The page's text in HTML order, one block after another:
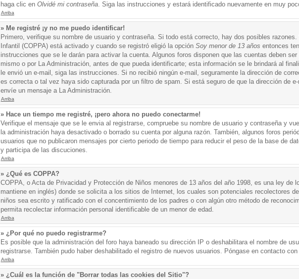
haga clic en Olvidé mi contraseña. Siga las instrucciones y estará identificado nuevamente en muy
Arriba
» Me registré ¡y no me puedo identificar!
Primero, verifique su nombre de usuario y contraseña. Si todo está correcto, hay dos posibles
Infantil (COPPA) está activado y cuando se registró eligió la opción Soy menor de 13 años entonces
instrucciones que se le darán para activar la cuenta. Algunos foros disponen que las cuentas deben
mismo o por La Administración, antes de que pueda identificarte; esta información se le brindará al
le envió un e-mail, siga las instrucciones. Si no recibió ningún e-mail, seguramente la dirección de
es correcta o tal vez haya sido capturada por un filtro de spam. Si está seguro de que la dirección de
envíe un mensaje a La Administración.
Arriba
» Hace un tiempo me registré, ¡pero ahora no puedo conectarme!
Verifique el mensaje que se le envia al registrarse, compruebe su nombre de usuario y contraseña y
la administración haya desactivado o borrado su cuenta por alguna razón. También, algunos foros
usuarios que no publicaron mensajes por cierto periodo de tiempo para reducir el peso de la base de
y participa de las discuciones.
Arriba
» ¿Qué es COPPA?
COPPA, o Acta de Privacidad y Protección de Niños menores de 13 años del año 1998, es una ley de
mantiene en inglés) donde se solicita a los sitios de Internet, los cuales son potenciales recolectores
niños sea escrito y ratificado con el concentimiento de los padres o con algún otro método de
permita recolectar información personal identificable de un menor de edad.
Arriba
» ¿Por qué no puedo registrarme?
Es posible que la administración del foro haya baneado su dirección IP o deshabilitara el nombre de
registrarse. También pudo haber deshabilitado el registro de nuevos usuarios. Póngase en contacto
Arriba
» ¿Cuál es la función de "Borrar todas las cookies del Sitio"?